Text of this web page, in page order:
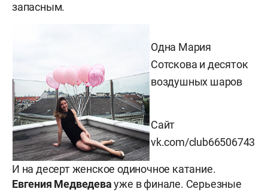
запасным.
Одна Мария
Сотскова и десяток
воздушных шаров
Сайт
vk.com/club66506743
И на десерт женское одиночное катание.
Евгения Медведевауже в финале. Серьезные